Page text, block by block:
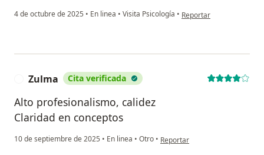
4 de octubre de 2025 • En linea • Visita Psicología • en opinión del usuario
Reportar
Zulma Cita verificada
Alto profesionalismo, calidez
Claridad en conceptos
10 de septiembre de 2025 • En linea • Otro • en opinión del usuario Zulma
Reportar